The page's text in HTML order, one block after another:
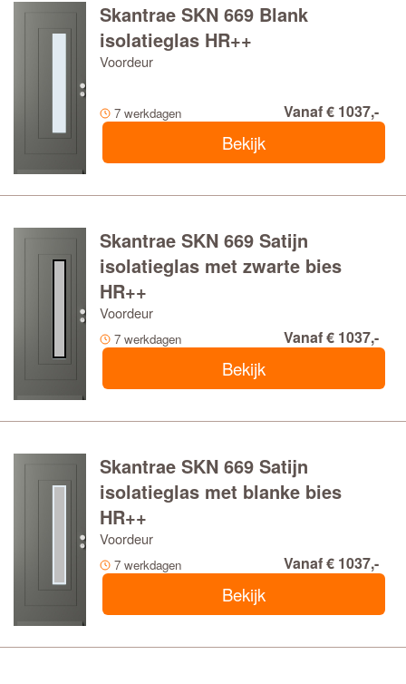
Skantrae SKN 669 Blank
isolatieglas HR++
Voordeur
7 werkdagen Vanaf € 1037,-
Bekijk
Skantrae SKN 669 Satijn
isolatieglas met zwarte bies
HR++
Voordeur
7 werkdagen Vanaf € 1037,-
Bekijk
Skantrae SKN 669 Satijn
isolatieglas met blanke bies
HR++
Voordeur
7 werkdagen Vanaf € 1037,-
Bekijk